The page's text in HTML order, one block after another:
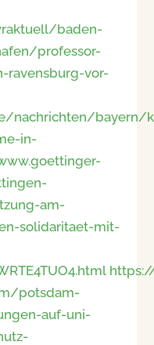
baden-
professor-
ravensburg-vor-
nachrichten/bayern/
in-
am-
solidaritaet-mit-
potsdam-
auf-uni-